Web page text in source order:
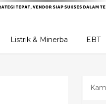
Listrik & Minerba EBT